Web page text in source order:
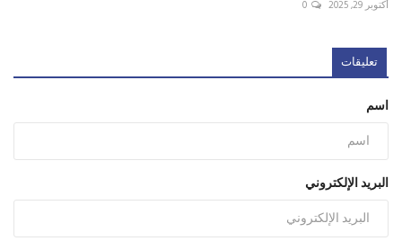
أكتوبر 29, 2025 0
تعليقات
اسم
البريد الإلكتروني